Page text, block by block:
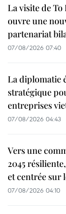
La visite de
ouvre une
partenariat
07/08/2026 07:40
La diplomatie
stratégique
entreprises
07/08/2026 04:43
Vers une
2045
et centrée sur
07/08/2026 04:10